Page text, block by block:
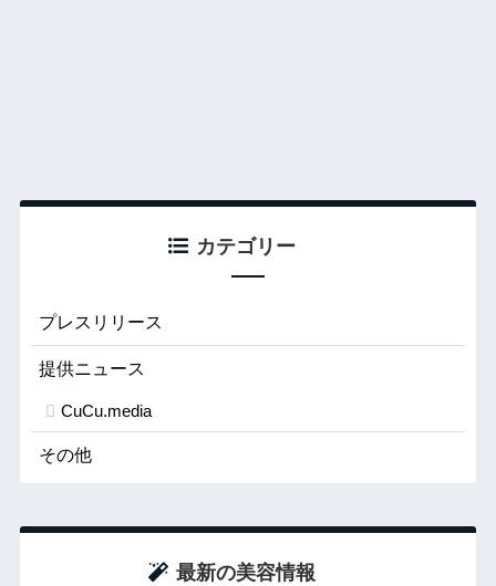
カテゴリー
プレスリリース
提供ニュース
CuCu.media
その他
最新の美容情報